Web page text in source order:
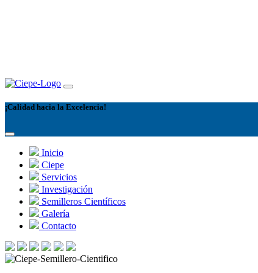
¡Calidad hacia la Excelencia!
Inicio
Ciepe
Servicios
Investigación
Semilleros Científicos
Galería
Contacto